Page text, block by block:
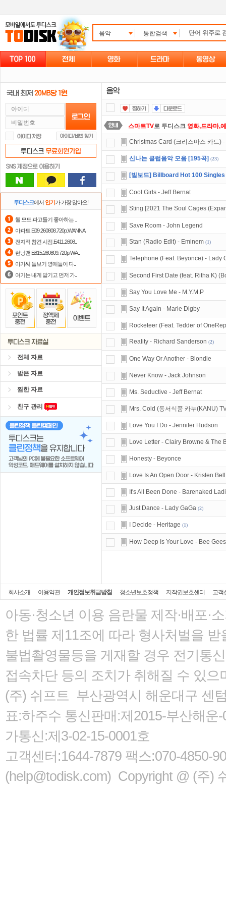
음악 통합검색
투디스크에서 인기가 가장 많아요!
헬 모드 파고들기 좋아하는 ..
아파트.E09.260808.720p.WANNA
전지적 참견 시점.E411.2608..
런닝맨.E815.260809.720p.WA..
아가씨 돌보기 영애들이 다..
여기는 내게 맡기고 먼저 가..
전체 자료
받은 자료
찜한 자료
친구 관리
스마트TV로 투디스크 영화,드라마,
숨어있는 카드 마일리지 조회하고
자녀보호기능으로 가족과 함께 투디
정액제할인쿠폰 사용방법안내
요즘 뭐가 재밌지?고민되면 눌러봐!
포인트할인쿠폰 사용방법안내
Christmas Card (크리스마스 카드)
신나는 클럽음악 모음 [195곡] (23)
[빌보드] Billboard Hot 100
Cool Girls - Jeff Bernat
Sting [2021 The Soul Cages
Save Room - John Legend
Stan (Radio Edit) - Eminem (1)
Telephone (Feat. Beyonce) - Lady
Second First Date (feat. Ritha K)
Say You Love Me - M.Y.M.P
Say It Again - Marie Digby
Rocketeer (Feat. Tedder of
Reality - Richard Sanderson (2)
One Way Or Another - Blondie
Never Know - Jack Johnson
Ms. Seductive - Jeff Bernat
Mrs. Cold (동서식품 카누(KANU)
Love You I Do - Jennifer Hudson
Love Letter - Clairy Browne & The
Honesty - Beyonce
Love Is An Open Door - Kristen
It's All Been Done - Barenaked
Just Dance - Lady GaGa (2)
I Decide - Heritage (1)
How Deep Is Your Love - Bee Gees
회사소개 이용약관 개인정보취급방침 청소년보호정책 저작권보호센터 고객
아동·청소년 이용 음란물 제작·배포·
한 법률 제11조에 따라 형사처벌을 받
불법촬영물등을 게재할 경우 전기통
접속차단 등의 조치가 취해질 수 있으
(주) 쉬프트 부산광역시 해운대구 센
표:하주수 통신판매:제2015-부산해
가통신:제3-02-15-0001호
고객센터:1644-7879 팩스:070-4850-
(help@todisk.com) Copyright @ (주)